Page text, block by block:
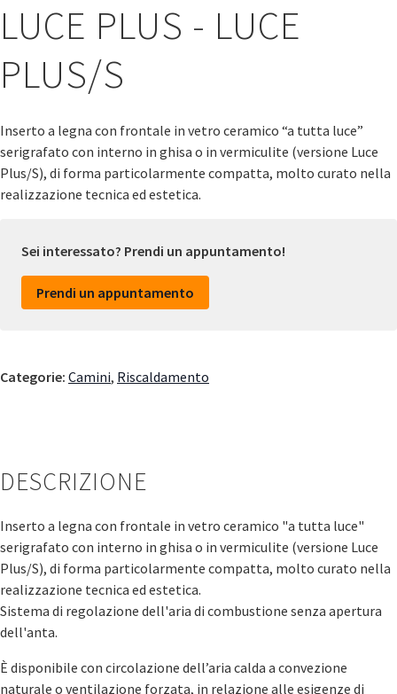
LUCE PLUS - LUCE
PLUS/S
Inserto a legna con frontale in vetro ceramico “a tutta luce”
serigrafato con interno in ghisa o in vermiculite (versione Luce
Plus/S), di forma particolarmente compatta, molto curato nella
realizzazione tecnica ed estetica.
Sei interessato? Prendi un appuntamento!
Prendi un appuntamento
Categorie: Camini, Riscaldamento
DESCRIZIONE
Inserto a legna con frontale in vetro ceramico "a tutta luce"
serigrafato con interno in ghisa o in vermiculite (versione Luce
Plus/S), di forma particolarmente compatta, molto curato nella
realizzazione tecnica ed estetica.
Sistema di regolazione dell'aria di combustione senza apertura
dell'anta.
È disponibile con circolazione dell’aria calda a convezione
naturale o ventilazione forzata, in relazione alle esigenze di